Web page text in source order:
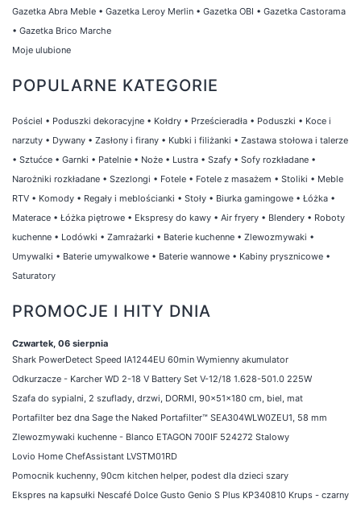
Gazetka Abra Meble • Gazetka Leroy Merlin • Gazetka OBI • Gazetka Castorama
• Gazetka Brico Marche
Moje ulubione
POPULARNE KATEGORIE
Pościel • Poduszki dekoracyjne • Kołdry • Prześcieradła • Poduszki • Koce i
narzuty • Dywany • Zasłony i firany • Kubki i filiżanki • Zastawa stołowa i talerze
• Sztućce • Garnki • Patelnie • Noże • Lustra • Szafy • Sofy rozkładane •
Narożniki rozkładane • Szezlongi • Fotele • Fotele z masażem • Stoliki • Meble
RTV • Komody • Regały i meblościanki • Stoły • Biurka gamingowe • Łóżka •
Materace • Łóżka piętrowe • Ekspresy do kawy • Air fryery • Blendery • Roboty
kuchenne • Lodówki • Zamrażarki • Baterie kuchenne • Zlewozmywaki •
Umywalki • Baterie umywalkowe • Baterie wannowe • Kabiny prysznicowe •
Saturatory
PROMOCJE I HITY DNIA
Czwartek, 06 sierpnia
Shark PowerDetect Speed IA1244EU 60min Wymienny akumulator
Odkurzacze - Karcher WD 2-18 V Battery Set V-12/18 1.628-501.0 225W
Szafa do sypialni, 2 szuflady, drzwi, DORMI, 90x51x180 cm, biel, mat
Portafilter bez dna Sage the Naked Portafilter™ SEA304WLW0ZEU1, 58 mm
Zlewozmywaki kuchenne - Blanco ETAGON 700IF 524272 Stalowy
Lovio Home ChefAssistant LVSTM01RD
Pomocnik kuchenny, 90cm kitchen helper, podest dla dzieci szary
Ekspres na kapsułki Nescafé Dolce Gusto Genio S Plus KP340810 Krups - czarny